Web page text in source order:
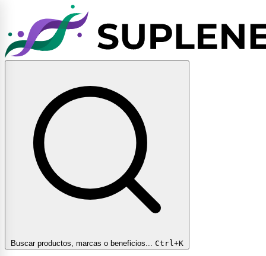
Buscar productos, marcas o beneficios... Ctrl+K